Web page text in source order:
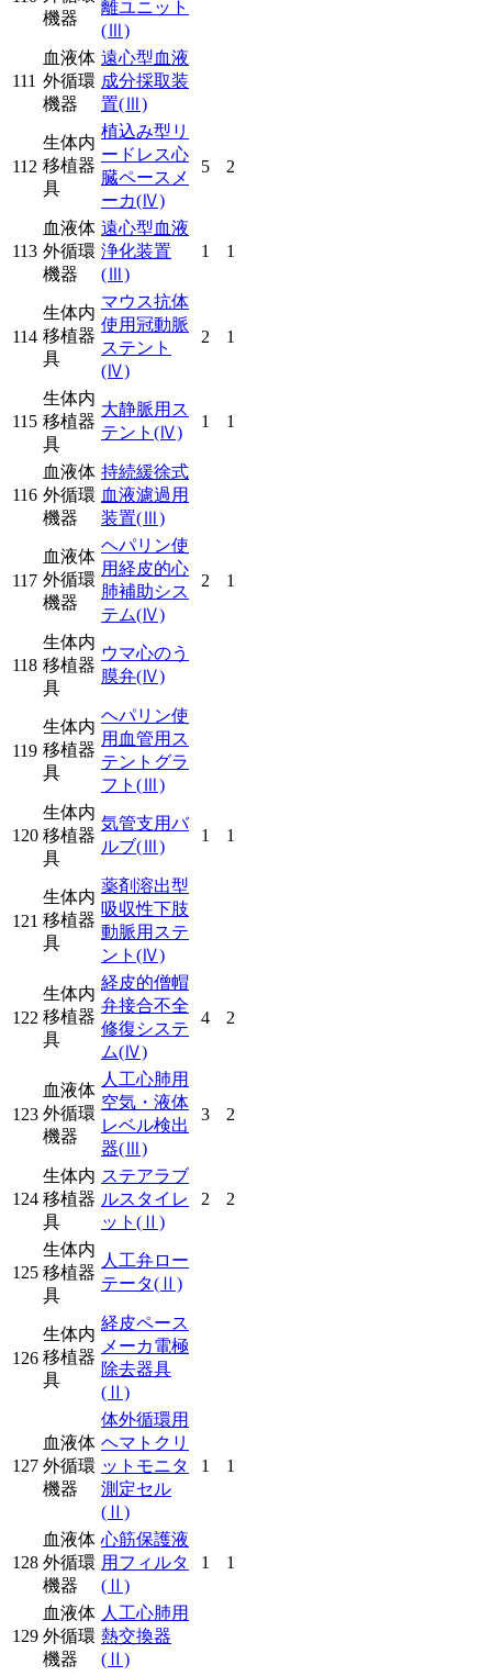
機器
離ユニット
(Ⅲ)
111
血液体
外循環
機器
遠心型血液
成分採取装
置(Ⅲ)
112
生体内
移植器
具
植込み型リ
ードレス心
臓ペースメ
ーカ(Ⅳ)
5 2
113
血液体
外循環
機器
遠心型血液
浄化装置
(Ⅲ)
1 1
114
生体内
移植器
具
マウス抗体
使用冠動脈
ステント
(Ⅳ)
2 1
115
生体内
移植器
具
大静脈用ス
テント (Ⅳ)
1 1
116
血液体
外循環
機器
持続緩徐式
血液濾過用
装置(Ⅲ)
117
血液体
外循環
機器
ヘパリン使
用経皮的心
肺補助シス
テム(Ⅳ)
2 1
118
生体内
移植器
具
ウマ心のう
膜弁(Ⅳ)
119
生体内
移植器
具
ヘパリン使
用血管用ス
テントグラ
フト (Ⅲ)
120
生体内
移植器
具
気管支用バ
ルブ(Ⅲ)
1 1
121
生体内
移植器
具
薬剤溶出型
吸収性下肢
動脈用ステ
ント (Ⅳ)
122
生体内
移植器
具
経皮的僧帽
弁接合不全
修復システ
ム(Ⅳ)
4 2
123
血液体
外循環
機器
人工心肺用
空気・液体
レベル検出
器(Ⅲ)
3 2
124
生体内
移植器
具
ステアラブ
ルスタイレ
ット (Ⅱ)
2 2
125
生体内
移植器
具
人工弁ロー
テータ(Ⅱ)
126
生体内
移植器
具
経皮ペース
メーカ電極
除去器具
(Ⅱ)
127
血液体
外循環
機器
体外循環用
ヘマトクリ
ットモニタ
測定セル
(Ⅱ)
1 1
128
血液体
外循環
機器
心筋保護液
用フィルタ
(Ⅱ)
1 1
129
血液体
外循環
機器
人工心肺用
熱交換器
(Ⅱ)